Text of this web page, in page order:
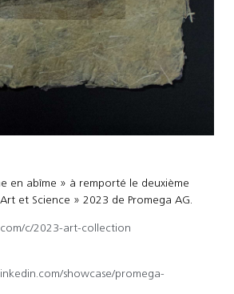
en abîme » à remporté le deuxième
et Science » 2023 de Promega AG.
c/2023-art-collection
showcase/promega-